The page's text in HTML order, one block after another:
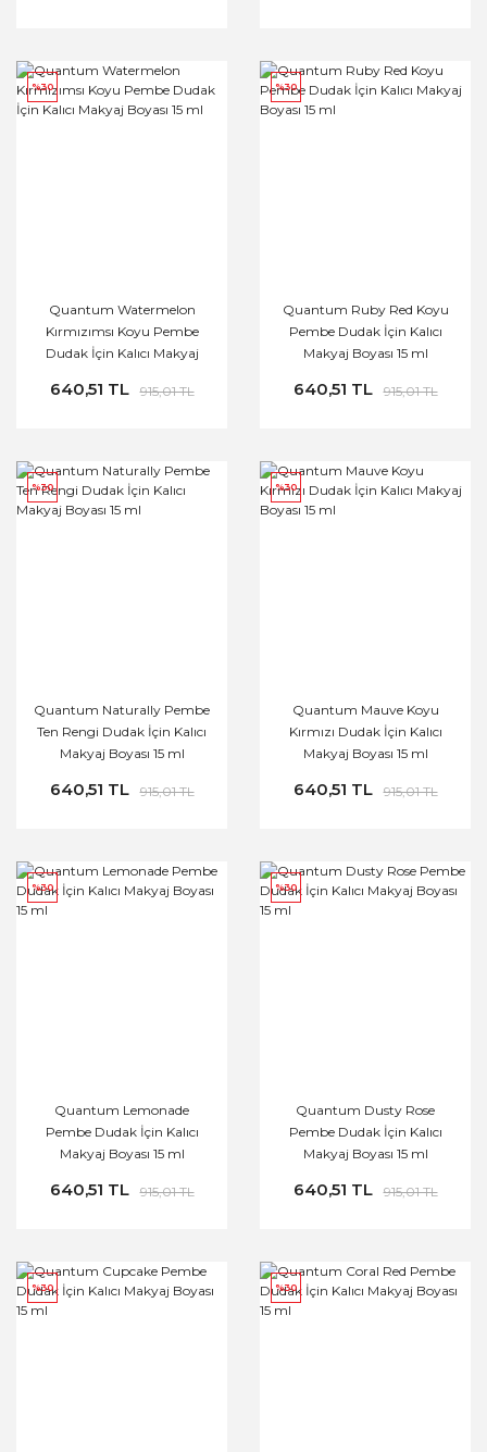
%30
Quantum Watermelon
Kırmızımsı Koyu Pembe
Dudak İçin Kalıcı Makyaj
640,51 TL 915,01 TL
%30
Quantum Ruby Red Koyu
Pembe Dudak İçin Kalıcı
Makyaj Boyası 15 ml
640,51 TL 915,01 TL
%30
Quantum Naturally Pembe
Ten Rengi Dudak İçin Kalıcı
Makyaj Boyası 15 ml
640,51 TL 915,01 TL
%30
Quantum Mauve Koyu
Kırmızı Dudak İçin Kalıcı
Makyaj Boyası 15 ml
640,51 TL 915,01 TL
%30
Quantum Lemonade
Pembe Dudak İçin Kalıcı
Makyaj Boyası 15 ml
640,51 TL 915,01 TL
%30
Quantum Dusty Rose
Pembe Dudak İçin Kalıcı
Makyaj Boyası 15 ml
640,51 TL 915,01 TL
%30 %30